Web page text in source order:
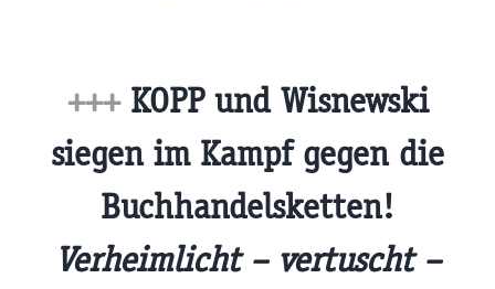
+++KOPP und Wisnewski
siegen im Kampf gegen die
Buchhandelsketten!
Verheimlicht – vertuscht –